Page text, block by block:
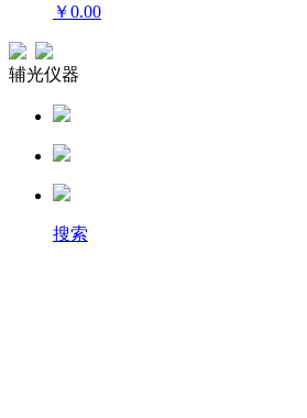
￥0.00
辅光仪器
搜索